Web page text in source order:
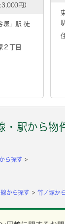
:3,000円）
塚 」駅 徒
２丁目
・駅から物
ら探す
から探す 竹ノ塚か